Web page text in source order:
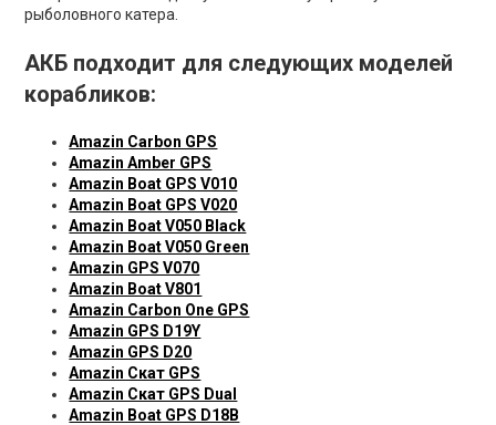
рыболовного катера.
АКБ подходит для следующих моделей
корабликов:
Amazin Carbon GPS
Amazin Amber GPS
Amazin Boat GPS V010
Amazin Boat GPS V020
Amazin Boat V050 Black
Amazin Boat V050 Green
Amazin GPS V070
Amazin Boat V801
Amazin Carbon One GPS
Amazin GPS D19Y
Amazin GPS D20
Amazin Скат GPS
Amazin Скат GPS Dual
Amazin Boat GPS D18B